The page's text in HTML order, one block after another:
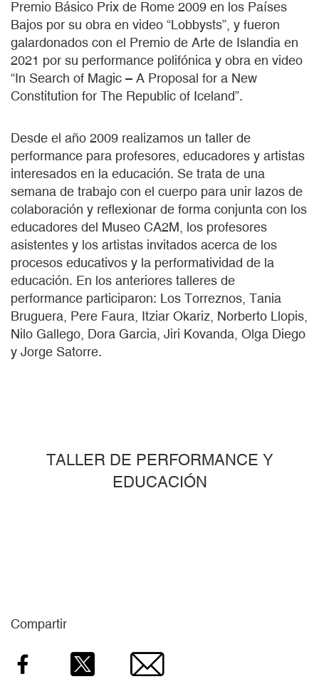
Premio Básico Prix de Rome 2009 en los Países
Bajos por su obra en video “Lobbysts”, y fueron
galardonados con el Premio de Arte de Islandia en
2021 por su performance polifónica y obra en video
“In Search of Magic – A Proposal for a New
Constitution for The Republic of Iceland”.
Desde el año 2009 realizamos un taller de
performance para profesores, educadores y artistas
interesados en la educación. Se trata de una
semana de trabajo con el cuerpo para unir lazos de
colaboración y reflexionar de forma conjunta con los
educadores del Museo CA2M, los profesores
asistentes y los artistas invitados acerca de los
procesos educativos y la performatividad de la
educación. En los anteriores talleres de
performance participaron: Los Torreznos, Tania
Bruguera, Pere Faura, Itziar Okariz, Norberto Llopis,
Nilo Gallego, Dora Garcia, Jiri Kovanda, Olga Diego
y Jorge Satorre.
TALLER DE PERFORMANCE Y
EDUCACIÓN
Compartir